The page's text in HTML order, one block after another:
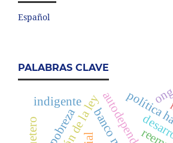
Español
PALABRAS CLAVE
política
pobreza
indigente